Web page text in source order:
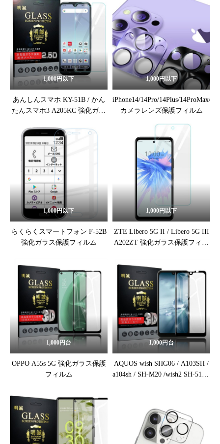
1,000円以下
あんしんスマホ KY-51B / かん
たんスマホ3 A205KC 強化ガラ
1,000円以下
iPhone14/14Pro/14Plus/14ProMax/
カメラレンズ保護フィルム
1,000円以下
らくらくスマートフォン F-52B
強化ガラス保護フィルム
1,000円以下
ZTE Libero 5G II / Libero 5G III
A202ZT 強化ガラス保護フィル
1,000円台
OPPO A55s 5G 強化ガラス保護
フィルム
1,000円台
AQUOS wish SHG06 / A103SH /
a104sh / SH-M20 /wish2 SH-51C /